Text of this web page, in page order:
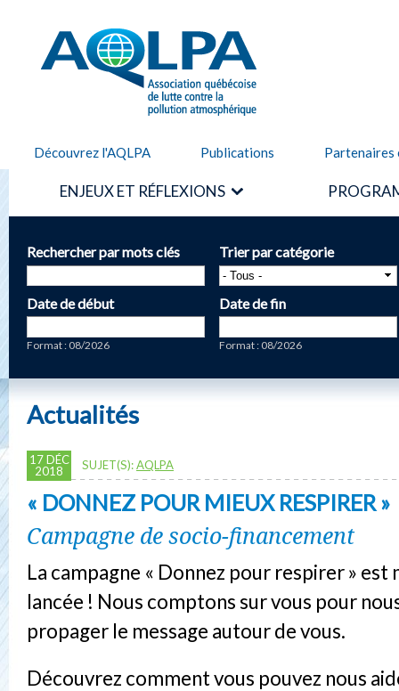
AQLPA
Découvrez l'AQLPA Publications Partenaires
ENJEUX ET RÉFLEXIONS
Rechercher par mots clés Trier par catégorie
Date de début
Format : 08/2026
Date de fin
Format : 08/2026
Actualités
17 DÉC
2018
SUJET(S):AQLPA
« DONNEZ POUR MIEUX RESPIRER »
Campagne de socio-financement
La campagne « Donnez pour respirer » est
lancée ! Nous comptons sur vous pour
propager le message autour de vous.
Découvrez comment vous pouvez nous